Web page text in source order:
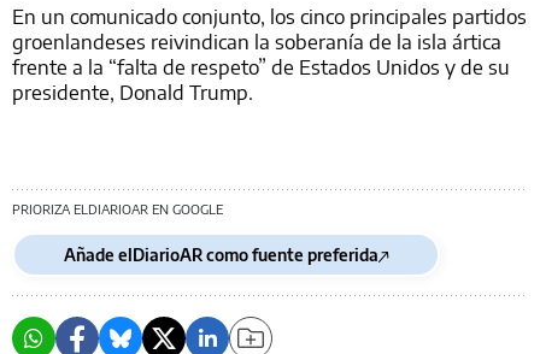
En un comunicado conjunto, los cinco principales partidos
groenlandeses reivindican la soberanía de la isla ártica
frente a la “falta de respeto” de Estados Unidos y de su
presidente, Donald Trump.
PRIORIZA ELDIARIOAR EN GOOGLE
Añade elDiarioAR como fuente preferida